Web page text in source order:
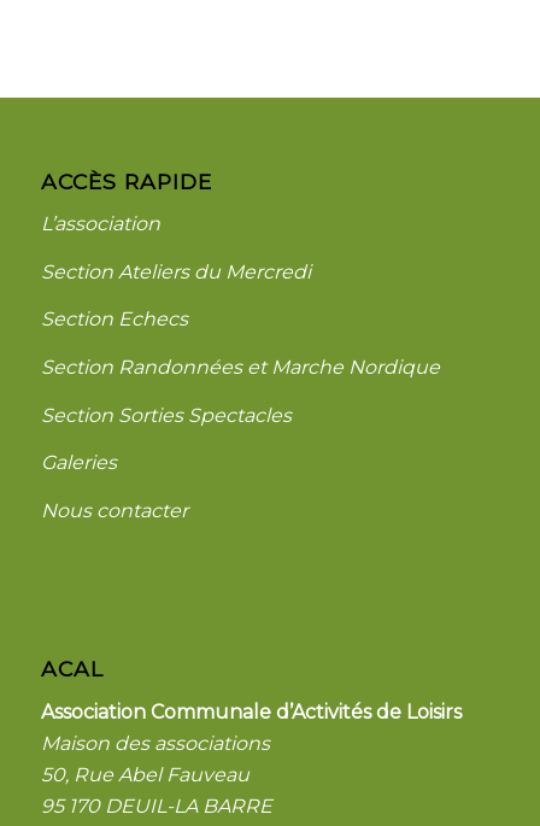
ACCÈS RAPIDE
L’association
Section Ateliers du Mercredi
Section Echecs
Section Randonnées et Marche Nordique
Section Sorties Spectacles
Galeries
Nous contacter
ACAL
Association Communale d’Activités de Loisirs
Maison des associations
50, Rue Abel Fauveau
95 170 DEUIL-LA BARRE